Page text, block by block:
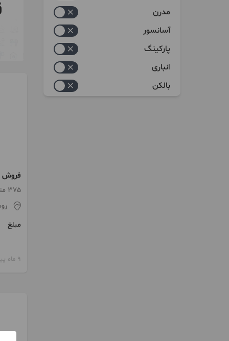
مدرن
آسانسور
پارکینگ
انباری
بالکن
فروش
375 متر / 2 اتاق / ساخت 1385
مبلغ
9 ماه پیش